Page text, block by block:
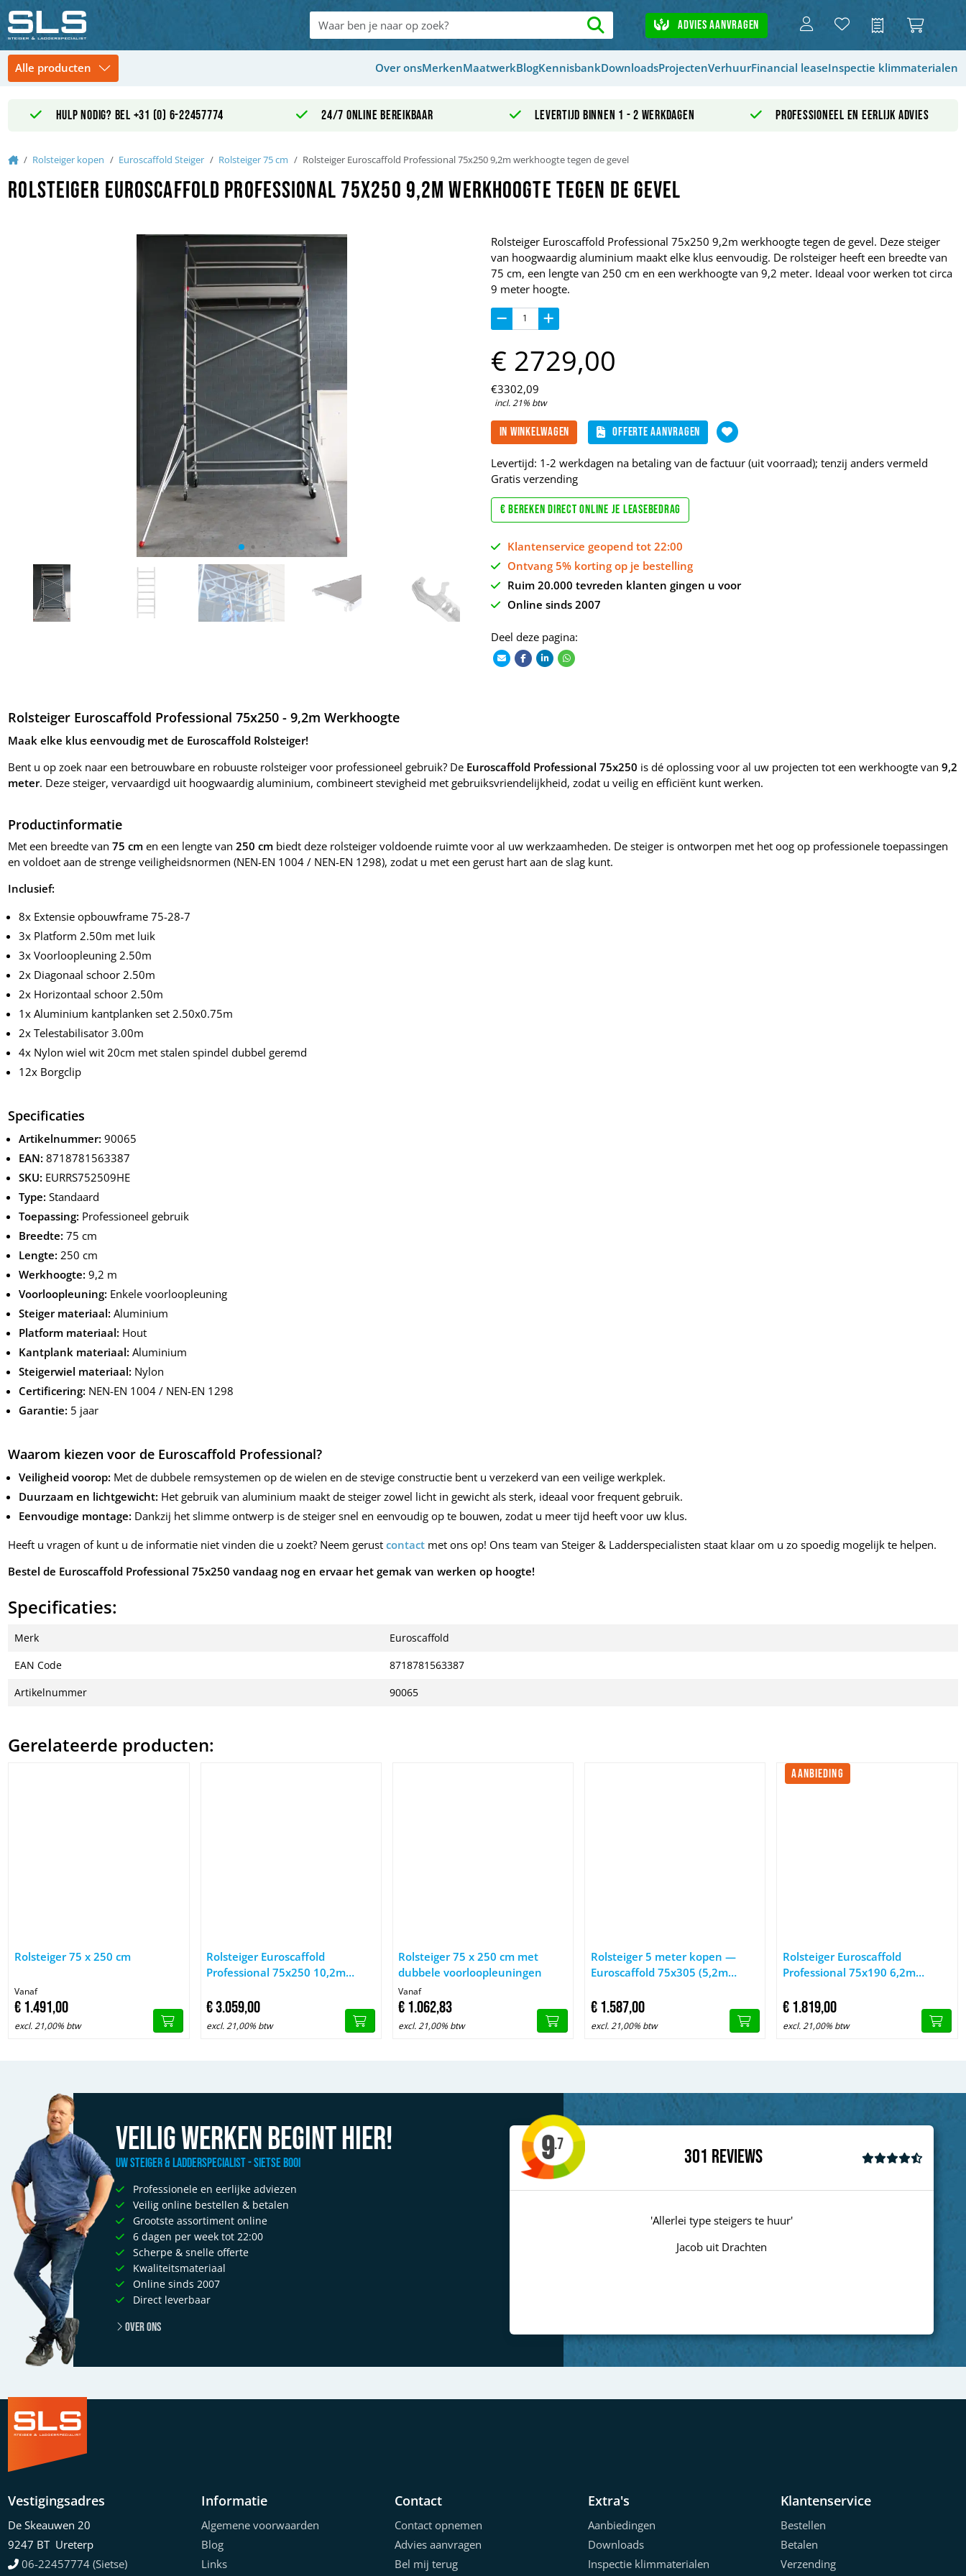
Offerte
Advies aanvragen
Over onsMerkenMaatwerkBlogKennisbankDownloadsProjectenVerhuurFinancial leaseInspectie klimmaterialen
Hulp nodig? Bel +31 (0) 6-22457774 24/7 online bereikbaar Levertijd binnen 1 - 2 werkdagen Professioneel en eerlijk advies
HomeRolsteiger kopen Euroscaffold Steiger Rolsteiger 75 cm Rolsteiger Euroscaffold Professional 75x250 9,2m werkhoogte tegen de gevel
Rolsteiger Euroscaffold Professional 75x250 9,2m werkhoogte tegen de gevel
Rolsteiger Euroscaffold Professional 75x250 9,2m werkhoogte tegen de gevel. Deze steiger
van hoogwaardig aluminium maakt elke klus eenvoudig. De rolsteiger heeft een breedte van
75 cm, een lengte van 250 cm en een werkhoogte van 9,2 meter. Ideaal voor werken tot circa
9 meter hoogte.
€3302,09
incl. 21% btw
€ 2729,00
In winkelwagen Offerte aanvragen
Levertijd: 1-2 werkdagen na betaling van de factuur (uit voorraad); tenzij anders vermeld
Gratis verzending
€ Bereken direct online je leasebedrag
Klantenservice geopend tot 22:00
Ontvang 5% korting op je bestelling
Ruim 20.000 tevreden klanten gingen u voor
Online sinds 2007
Deel deze pagina:
Rolsteiger Euroscaffold Professional 75x250 - 9,2m Werkhoogte
Maak elke klus eenvoudig met de Euroscaffold Rolsteiger!
Bent u op zoek naar een betrouwbare en robuuste rolsteiger voor professioneel gebruik? De Euroscaffold Professional 75x250 is dé oplossing voor al uw projecten tot een werkhoogte van9,2
meter. Deze steiger, vervaardigd uit hoogwaardig aluminium, combineert stevigheid met gebruiksvriendelijkheid, zodat u veilig en efficiënt kunt werken.
Productinformatie
Met een breedte van75 cm en een lengte van250 cm biedt deze rolsteiger voldoende ruimte voor al uw werkzaamheden. De steiger is ontworpen met het oog op professionele toepassingen
en voldoet aan de strenge veiligheidsnormen (NEN-EN 1004 / NEN-EN 1298), zodat u met een gerust hart aan de slag kunt.
Inclusief:
8x Extensie opbouwframe 75-28-7
3x Platform 2.50m met luik
3x Voorloopleuning 2.50m
2x Diagonaal schoor 2.50m
2x Horizontaal schoor 2.50m
1x Aluminium kantplanken set 2.50x0.75m
2x Telestabilisator 3.00m
4x Nylon wiel wit 20cm met stalen spindel dubbel geremd
12x Borgclip
Specificaties
Artikelnummer: 90065
EAN: 8718781563387
SKU: EURRS752509HE
Type: Standaard
Toepassing: Professioneel gebruik
Breedte: 75 cm
Lengte: 250 cm
Werkhoogte: 9,2 m
Voorloopleuning: Enkele voorloopleuning
Steiger materiaal: Aluminium
Platform materiaal: Hout
Kantplank materiaal: Aluminium
Steigerwiel materiaal: Nylon
Certificering: NEN-EN 1004 / NEN-EN 1298
Garantie: 5 jaar
Waarom kiezen voor de Euroscaffold Professional?
Veiligheid voorop: Met de dubbele remsystemen op de wielen en de stevige constructie bent u verzekerd van een veilige werkplek.
Duurzaam en lichtgewicht: Het gebruik van aluminium maakt de steiger zowel licht in gewicht als sterk, ideaal voor frequent gebruik.
Eenvoudige montage: Dankzij het slimme ontwerp is de steiger snel en eenvoudig op te bouwen, zodat u meer tijd heeft voor uw klus.
Heeft u vragen of kunt u de informatie niet vinden die u zoekt? Neem gerustcontact met ons op! Ons team van Steiger & Ladderspecialisten staat klaar om u zo spoedig mogelijk te helpen.
Bestel de Euroscaffold Professional 75x250 vandaag nog en ervaar het gemak van werken op hoogte!
Specificaties:
Merk Euroscaffold
EAN Code 8718781563387
Artikelnummer 90065
Gerelateerde producten:
Afbeelding Rolsteiger 75 x 250 cm
Rolsteiger 75 x 250 cm
Vanaf
€1.491,00
excl. 21,00% btw
Afbeelding Rolsteiger Euroscaffold Professional 75x250 10,2m werkhoogte tegen de gevel
Rolsteiger Euroscaffold
Professional 75x250 10,2m
€3.059,00
excl. 21,00% btw
Afbeelding Rolsteiger 75 x 250 cm met dubbele voorloopleuningen
Rolsteiger 75 x 250 cm met
dubbele voorloopleuningen
Vanaf
€1.062,83
excl. 21,00% btw
Afbeelding Rolsteiger 5 meter kopen — Euroscaffold 75x305 (5,2m
Rolsteiger 5 meter kopen —
Euroscaffold 75x305 (5,2m
€1.587,00
excl. 21,00% btw
AANBIEDING
Afbeelding Rolsteiger Euroscaffold
Rolsteiger Euroscaffold
Professional 75x190 6,2m
€1.819,00
excl. 21,00% btw
Veilig werken begint hier!
Uw Steiger & Ladderspecialist - Sietse Booi
Professionele en eerlijke adviezen
Veilig online bestellen & betalen
Grootste assortiment online
6 dagen per week tot 22:00
Scherpe & snelle offerte
Kwaliteitsmateriaal
Online sinds 2007
Direct leverbaar
Over ons
9.7
301 Reviews
'goed'
Wim uit Aalten
Vestigingsadres
De Skeauwen 20
9247 BT Ureterp
06-22457774 (Sietse)
Informatie
Algemene voorwaarden
Blog
Links
Contact
Contact opnemen
Advies aanvragen
Bel mij terug
Extra's
Aanbiedingen
Downloads
Inspectie klimmaterialen
Klantenservice
Bestellen
Betalen
Verzending